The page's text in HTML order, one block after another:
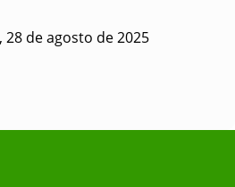
28 de agosto de 2025